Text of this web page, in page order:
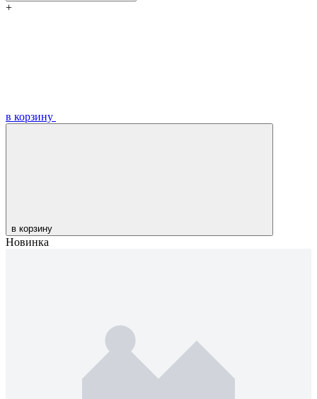
+
в корзину
в корзину
Новинка